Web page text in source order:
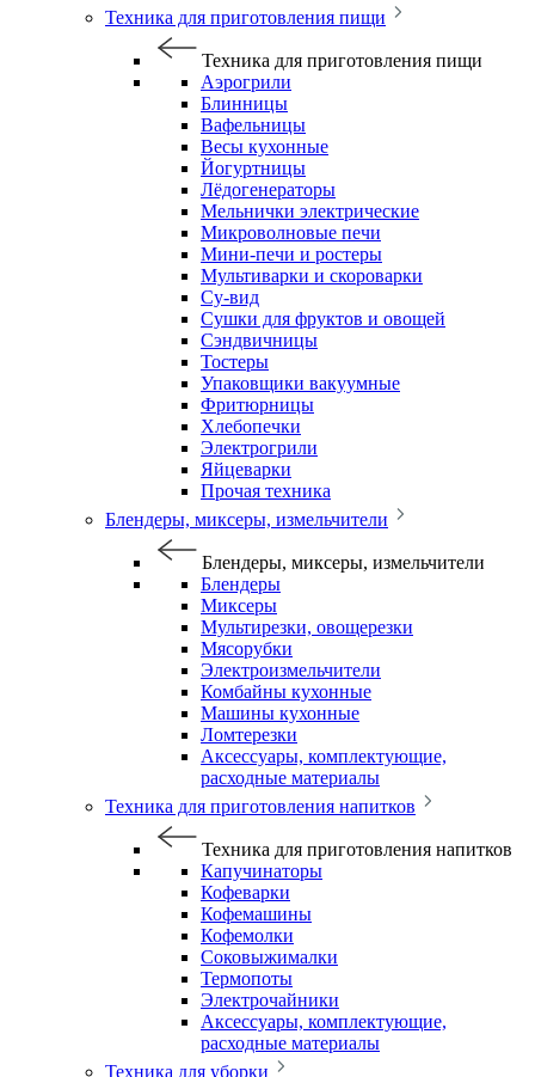
Техника для приготовления пищи
Техника для приготовления пищи
Аэрогрили
Блинницы
Вафельницы
Весы кухонные
Йогуртницы
Лёдогенераторы
Мельнички электрические
Микроволновые печи
Мини-печи и ростеры
Мультиварки и скороварки
Су-вид
Сушки для фруктов и овощей
Сэндвичницы
Тостеры
Упаковщики вакуумные
Фритюрницы
Хлебопечки
Электрогрили
Яйцеварки
Прочая техника
Блендеры, миксеры, измельчители
Блендеры, миксеры, измельчители
Блендеры
Миксеры
Мультирезки, овощерезки
Мясорубки
Электроизмельчители
Комбайны кухонные
Машины кухонные
Ломтерезки
Аксессуары, комплектующие,
расходные материалы
Техника для приготовления напитков
Техника для приготовления напитков
Капучинаторы
Кофеварки
Кофемашины
Кофемолки
Соковыжималки
Термопоты
Электрочайники
Аксессуары, комплектующие,
расходные материалы
Техника для уборки